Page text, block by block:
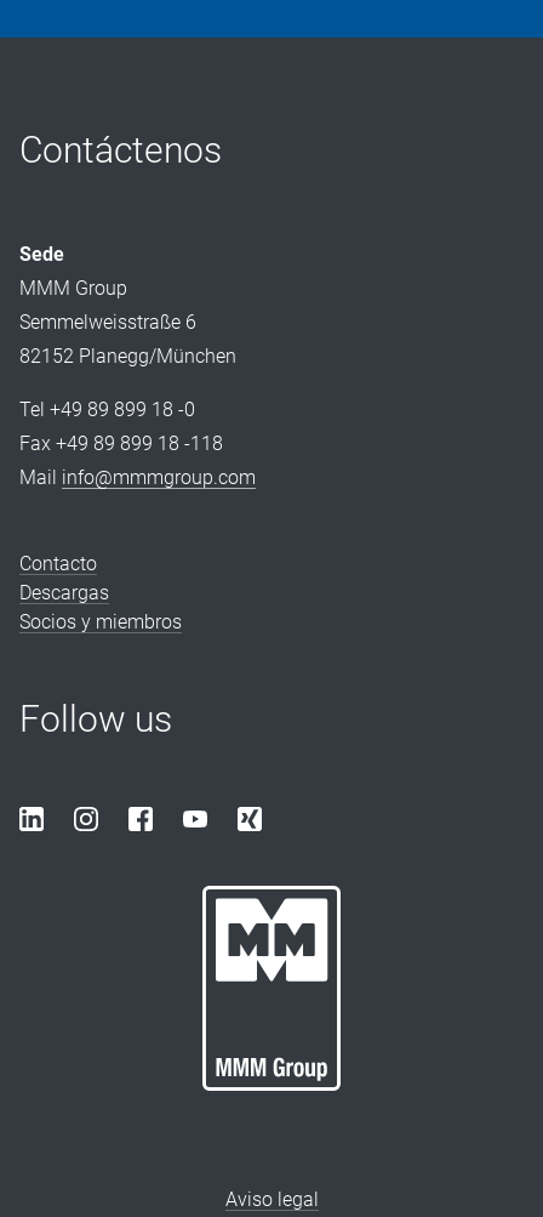
Contáctenos
Sede
MMM Group
Semmelweisstraße 6
82152 Planegg/München
Tel +49 89 899 18 -0
Fax +49 89 899 18 -118
Mail info@mmmgroup.com
Contacto
Descargas
Socios y miembros
Follow us
Aviso legal